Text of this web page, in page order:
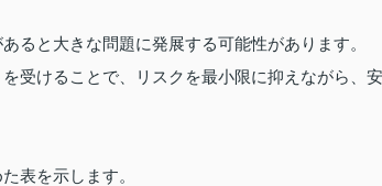
ると大きな問題に発展する可能性があります。
受けることで、リスクを最小限に抑えながら、安
表を示します。